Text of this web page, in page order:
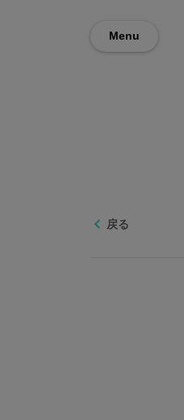
Menu
戻る